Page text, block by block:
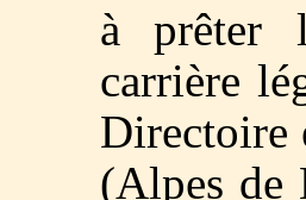
à prêter
carrière
Directoire
(Alpes de